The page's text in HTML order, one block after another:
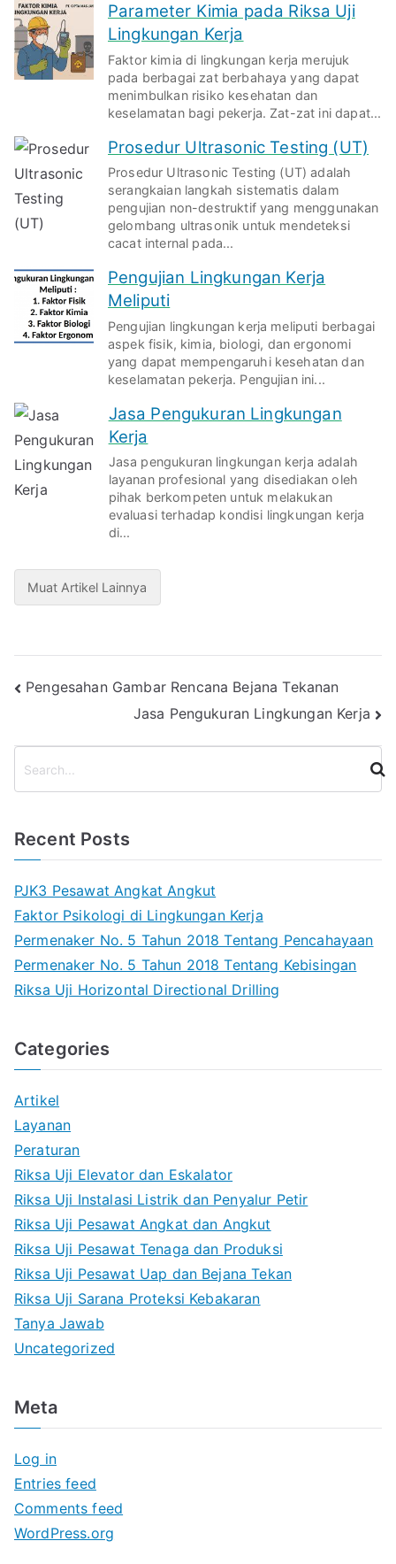
Parameter Kimia pada Riksa Uji
Lingkungan Kerja
Faktor kimia di lingkungan kerja merujuk
pada berbagai zat berbahaya yang dapat
menimbulkan risiko kesehatan dan
keselamatan bagi pekerja. Zat-zat ini dapat...
Prosedur Ultrasonic Testing (UT)
Prosedur Ultrasonic Testing (UT) adalah
serangkaian langkah sistematis dalam
pengujian non-destruktif yang menggunakan
gelombang ultrasonik untuk mendeteksi
cacat internal pada...
Pengujian Lingkungan Kerja
Meliputi
Pengujian lingkungan kerja meliputi berbagai
aspek fisik, kimia, biologi, dan ergonomi
yang dapat mempengaruhi kesehatan dan
keselamatan pekerja. Pengujian ini...
Jasa Pengukuran Lingkungan
Kerja
Jasa pengukuran lingkungan kerja adalah
layanan profesional yang disediakan oleh
pihak berkompeten untuk melakukan
evaluasi terhadap kondisi lingkungan kerja
di...
Muat Artikel Lainnya
Post
navigation
Pengesahan Gambar Rencana Bejana Tekanan
Jasa Pengukuran Lingkungan Kerja
c
Recent Posts
PJK3 Pesawat Angkat Angkut
Faktor Psikologi di Lingkungan Kerja
Permenaker No. 5 Tahun 2018 Tentang Pencahayaan
Permenaker No. 5 Tahun 2018 Tentang Kebisingan
Riksa Uji Horizontal Directional Drilling
Categories
Artikel
Layanan
Peraturan
Riksa Uji Elevator dan Eskalator
Riksa Uji Instalasi Listrik dan Penyalur Petir
Riksa Uji Pesawat Angkat dan Angkut
Riksa Uji Pesawat Tenaga dan Produksi
Riksa Uji Pesawat Uap dan Bejana Tekan
Riksa Uji Sarana Proteksi Kebakaran
Tanya Jawab
Uncategorized
Meta
Log in
Entries feed
Comments feed
WordPress.org